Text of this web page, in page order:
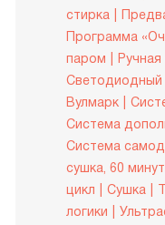
стирка
Программа
паром
Ручная
Светодиодный
Вулмарк
Система
Система
сушка, 60 минут
цикл
Сушка
логики